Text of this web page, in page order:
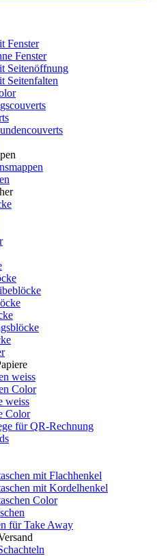
Fenster
Fenster
Seitenöffnung
Seitenfalten
weiss
Color
weiss
Color
für QR-Rechnung
mit Flachhenkel
mit Kordelhenkel
Color
für Take Away